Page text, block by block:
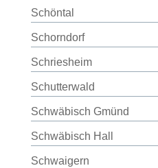
Schöntal
Schorndorf
Schriesheim
Schutterwald
Schwäbisch Gmünd
Schwäbisch Hall
Schwaigern